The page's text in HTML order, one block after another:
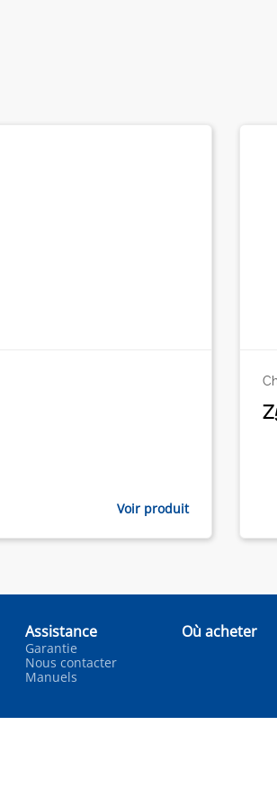
Voir produit
Assistance
Garantie
Nous contacter
Manuels
Où acheter